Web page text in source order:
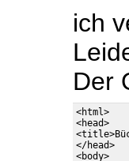
ich
Der
<html>
<head>
</head>
<body>